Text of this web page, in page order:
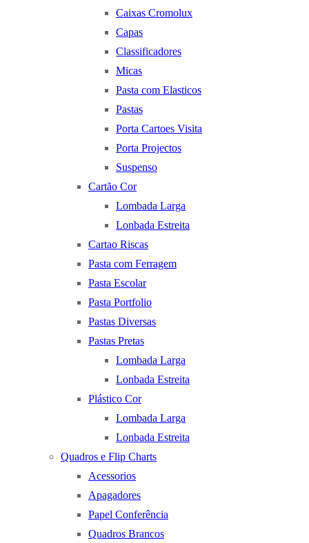
Caixas Cromolux
Capas
Classificadores
Micas
Pasta com Elasticos
Pastas
Porta Cartoes Visita
Porta Projectos
Suspenso
Cartão Cor
Lombada Larga
Lonbada Estreita
Cartao Riscas
Pasta com Ferragem
Pasta Escolar
Pasta Portfolio
Pastas Diversas
Pastas Pretas
Lombada Larga
Lonbada Estreita
Plástico Cor
Lombada Larga
Lonbada Estreita
Quadros e Flip Charts
Acessorios
Apagadores
Papel Conferência
Quadros Brancos